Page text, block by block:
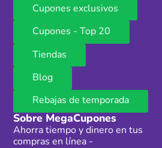
Cupones exclusivos
Cupones - Top 20
Tiendas
Blog
Rebajas de temporada
Sobre MegaCupones
Ahorra tiempo y dinero en tus
compras en línea -